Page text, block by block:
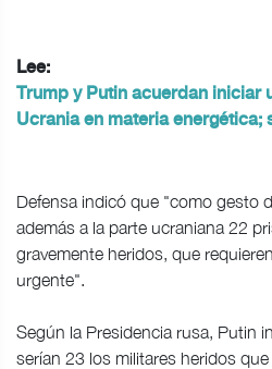
Lee:
Trump y Putin acuerdan iniciar
Ucrania en materia energética;
Defensa indicó que "como gesto
además a la parte ucraniana 22
gravemente heridos, que
urgente".
Según la Presidencia rusa, Putin
serían 23 los militares heridos